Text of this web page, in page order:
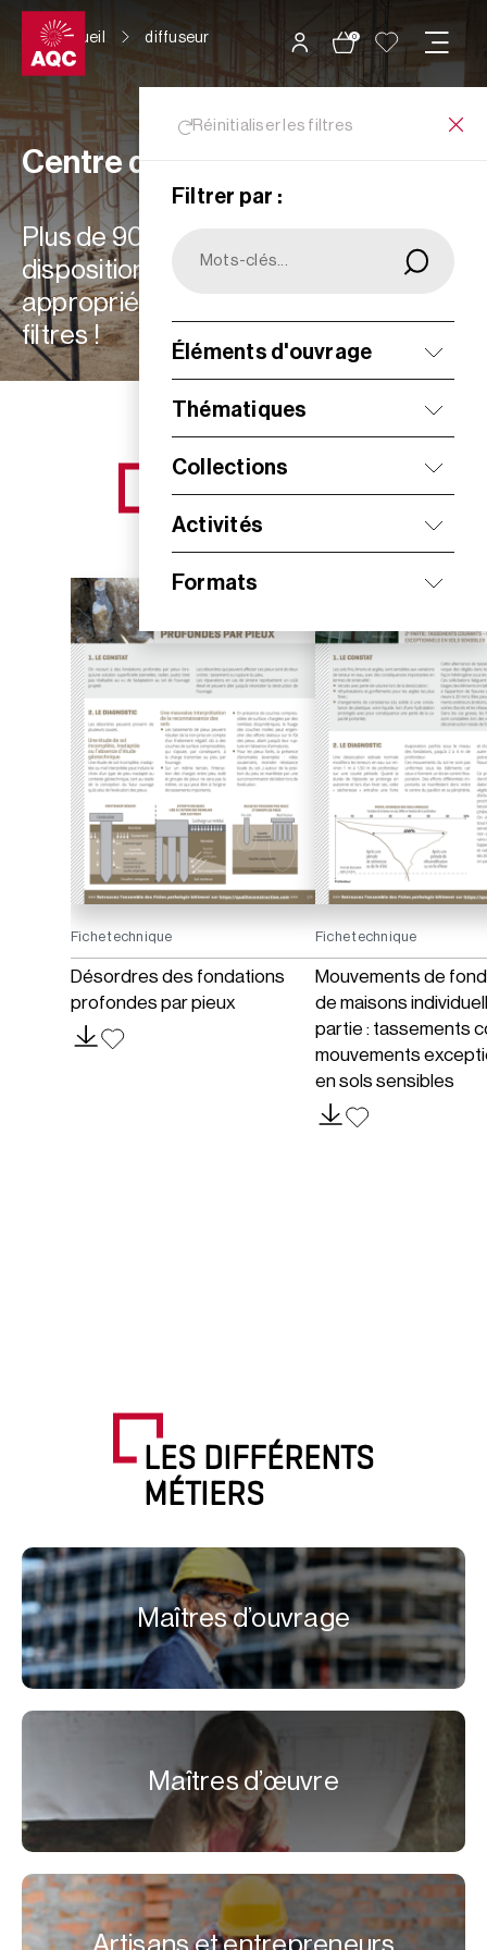
Panneau de gestion des cookies
0
Accueil diffuseur
Réinitialiser les filtres
Filtrer par :
Éléments d'ouvrage
Thématiques
Collections
Activités
Formats
Centre de ressources
Plus de 900 ressources à votre
disposition : choisissez les plus
appropriées à vos besoins grâce aux
filtres !
NOS NOUVEAUTÉS
Fiche technique
Désordres des fondations
profondes par pieux
Fiche technique
Mouvements de
de maisons
partie : tassements
mouvements
en sols sensibles
LES DIFFÉRENTS
MÉTIERS
Maîtres d’ouvrage
Maîtres d’œuvre
Artisans et entrepreneurs